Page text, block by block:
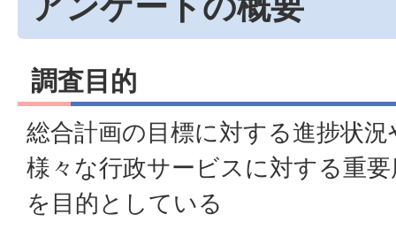
調査目的
総合計画の目標に対する進捗状
様々な行政サービスに対する重
を目的としている